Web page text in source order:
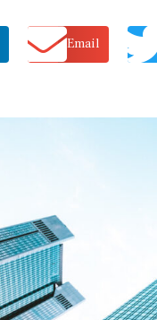
Email